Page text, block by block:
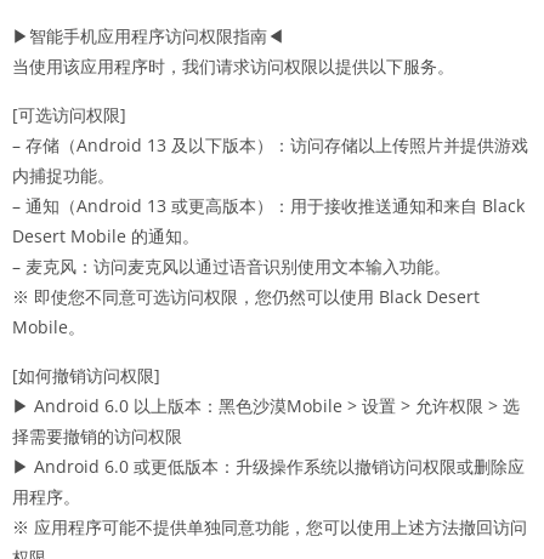
▶智能手机应用程序访问权限指南◀
当使用该应用程序时，我们请求访问权限以提供以下服务。
[可选访问权限]
– 存储（Android 13 及以下版本）：访问存储以上传照片并提供游戏
内捕捉功能。
– 通知（Android 13 或更高版本）：用于接收推送通知和来自 Black
Desert Mobile 的通知。
– 麦克风：访问麦克风以通过语音识别使用文本输入功能。
※ 即使您不同意可选访问权限，您仍然可以使用 Black Desert
Mobile。
[如何撤销访问权限]
▶ Android 6.0 以上版本：黑色沙漠Mobile > 设置 > 允许权限 > 选
择需要撤销的访问权限
▶ Android 6.0 或更低版本：升级操作系统以撤销访问权限或删除应
用程序。
※ 应用程序可能不提供单独同意功能，您可以使用上述方法撤回访问